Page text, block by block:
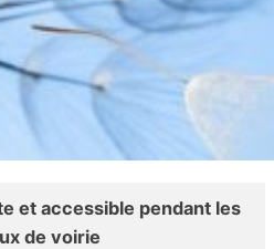
et accessible pendant les
de voirie